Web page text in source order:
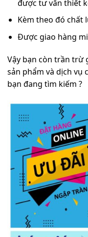
được tư vấn thiết
Kèm theo đó chất
Được giao hàng
Vậy bạn còn trần trừ
sản phẩm và dịch vụ
bạn đang tìm kiếm ?